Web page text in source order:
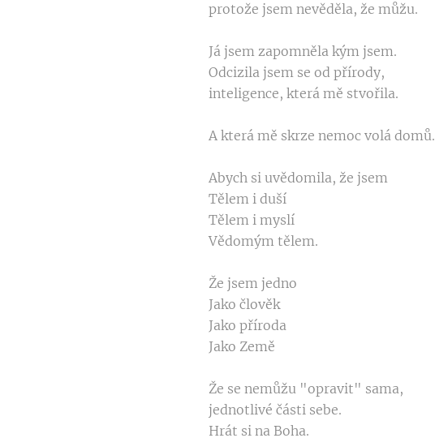
protože jsem nevěděla, že můžu.
Já jsem zapomněla kým jsem.
Odcizila jsem se od přírody,
inteligence, která mě stvořila.
A která mě skrze nemoc volá domů.
Abych si uvědomila, že jsem
Tělem i duší
Tělem i myslí
Vědomým tělem.
Že jsem jedno
Jako člověk
Jako příroda
Jako Země
Že se nemůžu "opravit" sama,
jednotlivé části sebe.
Hrát si na Boha.